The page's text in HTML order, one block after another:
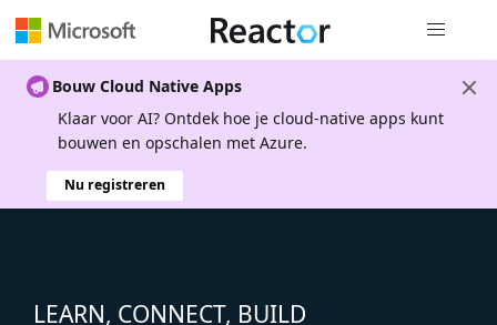
Bouw Cloud Native Apps
Klaar voor AI? Ontdek hoe je cloud-native apps kunt
bouwen en opschalen met Azure.
Nu registreren
LEARN, CONNECT, BUILD